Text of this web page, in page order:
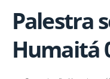
Palestra
Humaitá